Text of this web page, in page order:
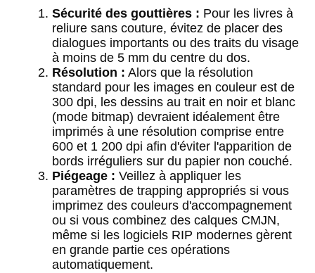
Sécurité des gouttières : Pour les livres à
reliure sans couture, évitez de placer des
dialogues importants ou des traits du visage
à moins de 5 mm du centre du dos.
Résolution : Alors que la résolution
standard pour les images en couleur est de
300 dpi, les dessins au trait en noir et blanc
(mode bitmap) devraient idéalement être
imprimés à une résolution comprise entre
600 et 1 200 dpi afin d'éviter l'apparition de
bords irréguliers sur du papier non couché.
Piégeage : Veillez à appliquer les
paramètres de trapping appropriés si vous
imprimez des couleurs d'accompagnement
ou si vous combinez des calques CMJN,
même si les logiciels RIP modernes gèrent
en grande partie ces opérations
automatiquement.